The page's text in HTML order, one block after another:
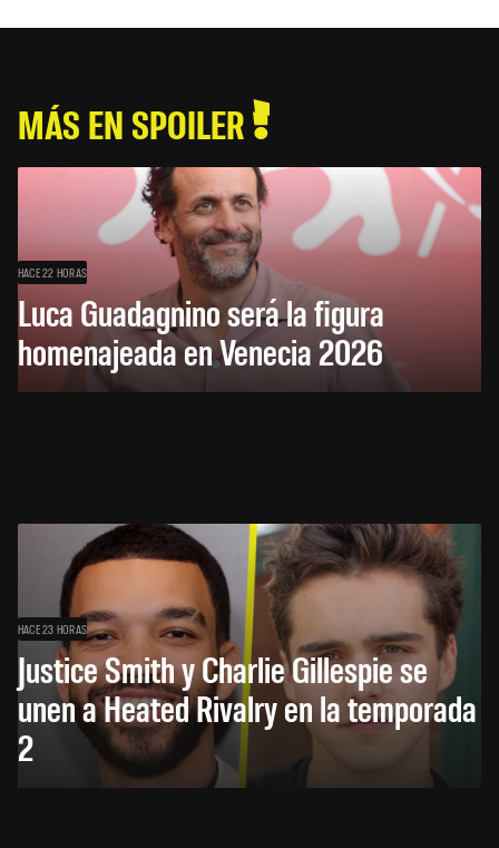
MÁS EN SPOILER
HACE 22 HORAS
Luca Guadagnino será la figura
homenajeada en Venecia 2026
HACE 23 HORAS
Justice Smith y Charlie Gillespie se
unen a Heated Rivalry en la temporada
2